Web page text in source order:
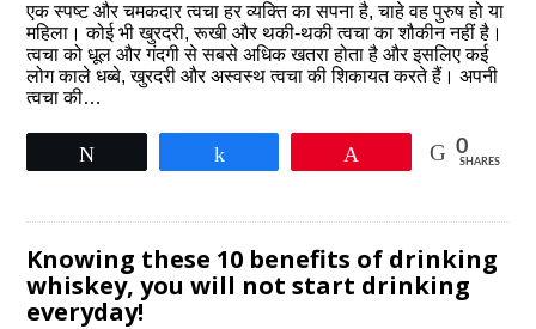
एक स्पष्ट और चमकदार त्वचा हर व्यक्ति का सपना है, चाहे वह पुरुष हो या
महिला। कोई भी खुरदरी, रूखी और थकी-थकी त्वचा का शौकीन नहीं है।
त्वचा को धूल और गंदगी से सबसे अधिक खतरा होता है और इसलिए कई
लोग काले धब्बे, खुरदरी और अस्वस्थ त्वचा की शिकायत करते हैं। अपनी
त्वचा की…
0
SHARES
Knowing these 10 benefits of drinking
whiskey, you will not start drinking
everyday!